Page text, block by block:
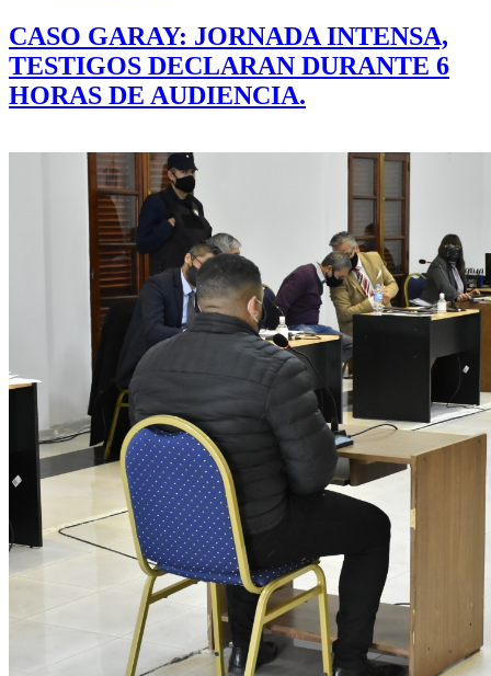
CASO GARAY: JORNADA INTENSA,
TESTIGOS DECLARAN DURANTE 6
HORAS DE AUDIENCIA.